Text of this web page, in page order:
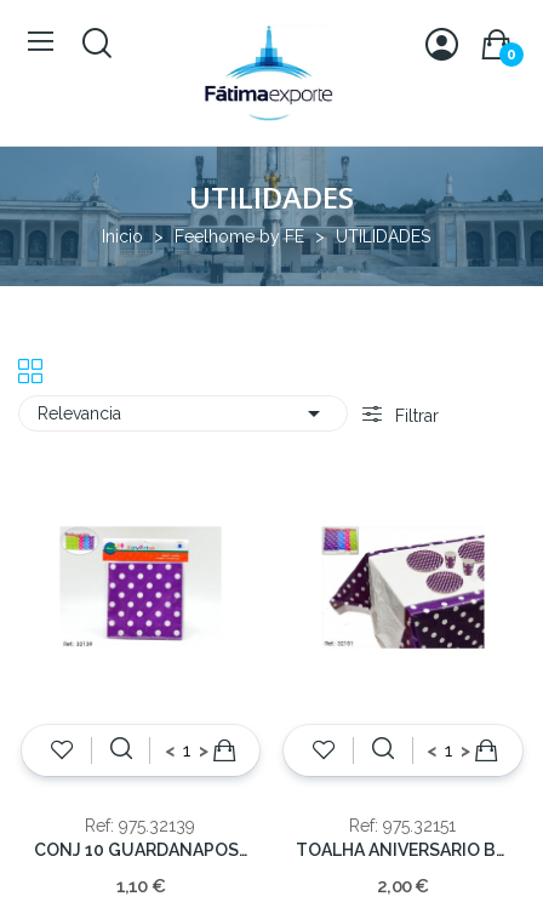
0
UTILIDADES
Inicio Feelhome by FE UTILIDADES
Relevancia  Filtrar
< >
Ref: 975.32139
CONJ 10 GUARDANAPOS PAPEL BOLINHAS
1,10 €
< >
Ref: 975.32151
TOALHA ANIVERSARIO BOLINHAS 178x108cm
2,00 €